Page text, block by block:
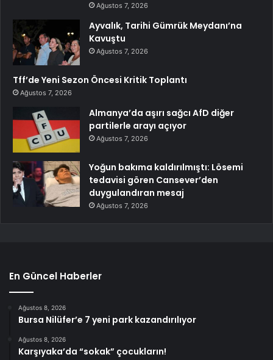
Ağustos 7, 2026
Ayvalık, Tarihi Gümrük Meydanı’na
Kavuştu
Ağustos 7, 2026
Tff’de Yeni Sezon Öncesi Kritik Toplantı
Ağustos 7, 2026
Almanya’da aşırı sağcı AfD diğer
partilerle arayı açıyor
Ağustos 7, 2026
Yoğun bakıma kaldırılmıştı: Lösemi
tedavisi gören Cansever’den
duygulandıran mesaj
Ağustos 7, 2026
En Güncel Haberler
Ağustos 8, 2026
Bursa Nilüfer’e 7 yeni park kazandırılıyor
Ağustos 8, 2026
Karşıyaka’da “sokak” çocukların!